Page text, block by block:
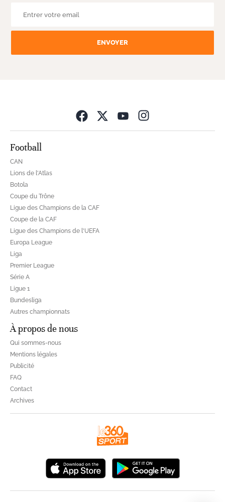
ENVOYER
Football
CAN
Lions de l'Atlas
Botola
Coupe du Trône
Ligue des Champions de la CAF
Coupe de la CAF
Ligue des Champions de l'UEFA
Europa League
Liga
Premier League
Série A
Ligue 1
Bundesliga
Autres championnats
À propos de nous
Qui sommes-nous
Mentions légales
Publicité
FAQ
Contact
Archives